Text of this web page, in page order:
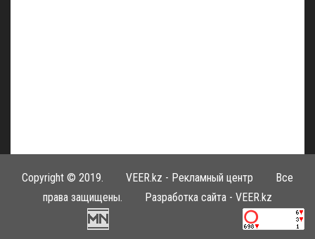
Copyright © 2019. VEER.kz - Рекламный центр Все
права защищены. Разработка сайта - VEER.kz